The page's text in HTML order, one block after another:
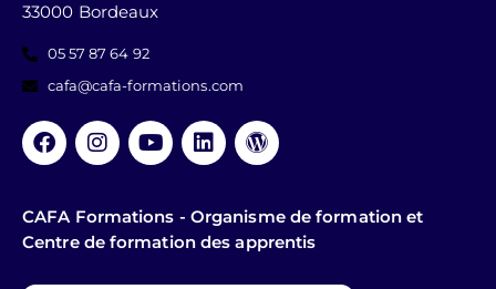
33000 Bordeaux
05 57 87 64 92
cafa@cafa-formations.com
CAFA Formations - Organisme de formation et
Centre de formation des apprentis